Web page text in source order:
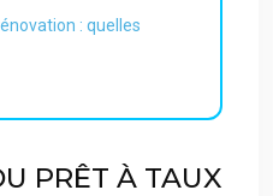
: quelles
PRÊT À TAUX